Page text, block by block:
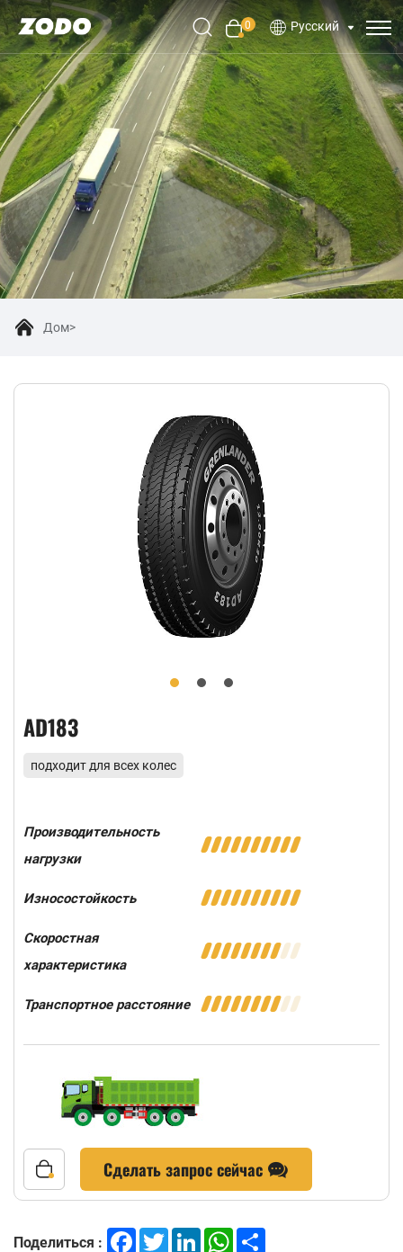
0 Русский
Дом
AD183
подходит для всех колес
Производительность
нагрузки
Износостойкость
Скоростная
характеристика
Транспортное расстояние
Сделать запрос сейчас
Поделиться : FacebookTwitterLinkedInWhatsApp